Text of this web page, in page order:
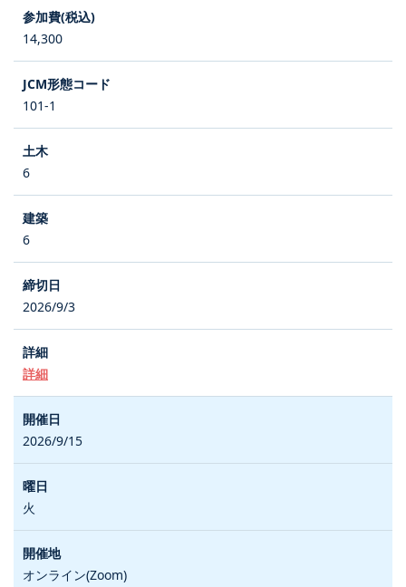
14,300
101-1
6
6
2026/9/3
詳細
2026/9/15
火
オンライン(Zoom)